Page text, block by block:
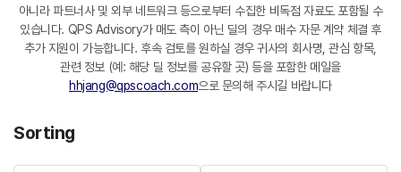
아니라 파트너사 및 외부 네트워크 등으로부터 수집한 비독점 자료도 포함될 수
있습니다. QPS Advisory가 매도 측이 아닌 딜의 경우 매수 자문 계약 체결 후
추가 지원이 가능합니다. 후속 검토를 원하실 경우 귀사의 회사명, 관심 항목,
관련 정보 (예: 해당 딜 정보를 공유할 곳) 등을 포함한 메일을
hhjang@qpscoach.com으로 문의해 주시길 바랍니다
Sorting